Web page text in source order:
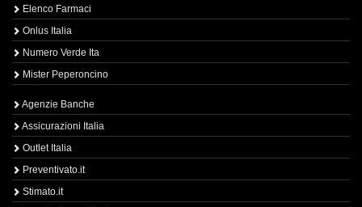
Elenco Farmaci
Onlus Italia
Numero Verde Ita
Mister Peperoncino
Agenzie Banche
Assicurazioni Italia
Outlet Italia
Preventivato.it
Stimato.it